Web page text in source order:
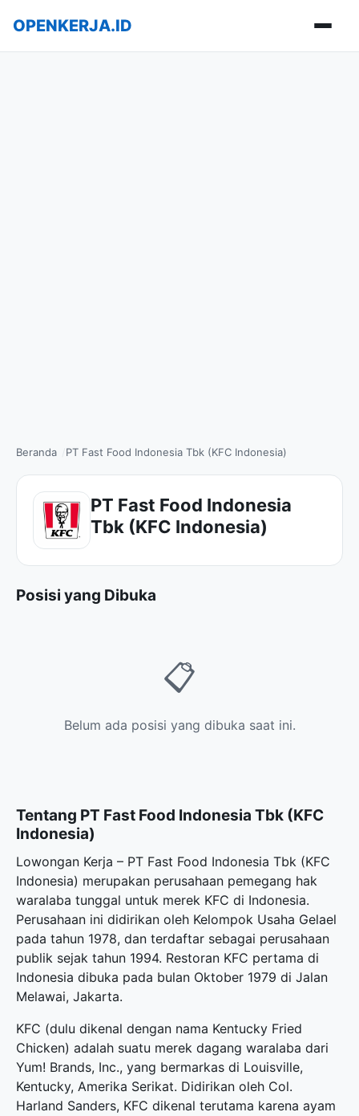
OPENKERJA.ID
Beranda PT Fast Food Indonesia Tbk (KFC Indonesia)
PT Fast Food Indonesia
Tbk (KFC Indonesia)
Posisi yang Dibuka
📋
Belum ada posisi yang dibuka saat ini.
Tentang PT Fast Food Indonesia Tbk (KFC
Indonesia)
Lowongan Kerja – PT Fast Food Indonesia Tbk (KFC
Indonesia) merupakan perusahaan pemegang hak
waralaba tunggal untuk merek KFC di Indonesia.
Perusahaan ini didirikan oleh Kelompok Usaha Gelael
pada tahun 1978, dan terdaftar sebagai perusahaan
publik sejak tahun 1994. Restoran KFC pertama di
Indonesia dibuka pada bulan Oktober 1979 di Jalan
Melawai, Jakarta.
KFC (dulu dikenal dengan nama Kentucky Fried
Chicken) adalah suatu merek dagang waralaba dari
Yum! Brands, Inc., yang bermarkas di Louisville,
Kentucky, Amerika Serikat. Didirikan oleh Col.
Harland Sanders, KFC dikenal terutama karena ayam